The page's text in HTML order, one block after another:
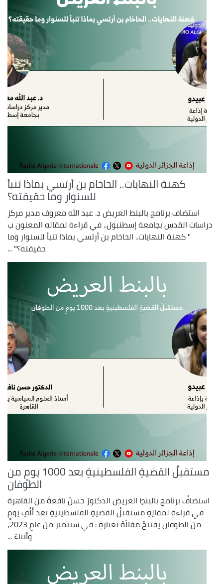
كهنة النهايات.. الحاخام بن أرتسي بماذا تنبأ
للسنوار وما حقيقته؟
استضاف برنامج بالبنط العريض د. عبد الله معروف مدير مركز
دراسات القدس بجامعة إسطنبول.. في قراءة لمقاله المعنون ب
" كهنة النهايات.. الحاخام بن أرتسي بماذا تنبأ للسنوار وما
حقيقته؟" ...
مستقبلُ القضيةِ الفلسطينيةِ بعد 1000 يومٍ من
الطوفان
استضافُ برنامجِ بالبنطِ العريضِ الدكتورَ حسنَ نافعةَ من القاهرة
في قراءةٍ لمقالِهِ مستقبلُ القضيةِ الفلسطينيةِ بعد أَلْفِ يومٍ
من الطوفان يفتتحُ مقالَهُ بعبارةٍ : في سبتمبر من عامِ 2023،
وأثناءَ ...